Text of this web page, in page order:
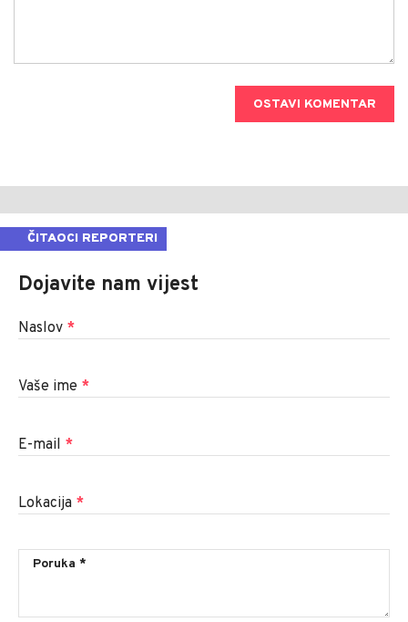
OSTAVI KOMENTAR
ČITAOCI REPORTERI
Dojavite nam vijest
Naslov *
Vaše ime *
E-mail *
Lokacija *